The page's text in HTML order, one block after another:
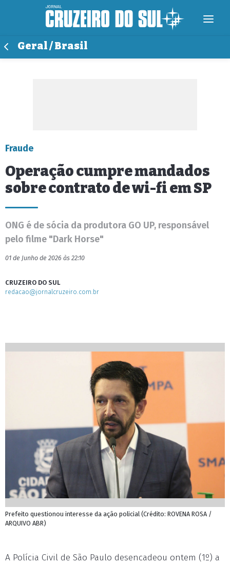
Geral / Brasil
Fraude
Operação cumpre mandados
sobre contrato de wi-fi em SP
ONG é de sócia da produtora GO UP, responsável
pelo filme "Dark Horse"
01 de Junho de 2026 às 22:10
CRUZEIRO DO SUL
redacao@jornalcruzeiro.com.br
Prefeito questionou interesse da ação policial (Crédito: ROVENA ROSA /
ARQUIVO ABR)
A Polícia Civil de São Paulo desencadeou ontem (1º) a